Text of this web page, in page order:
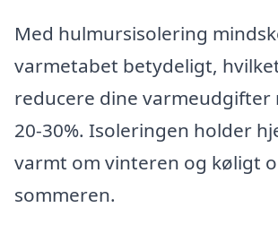
Med hulmursisolering
varmetabet betydeligt,
reducere dine varmeudgifter
20-30%. Isoleringen holder
varmt om vinteren og køligt
sommeren.